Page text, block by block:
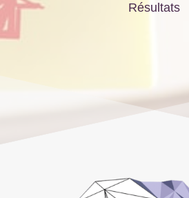
Résultats